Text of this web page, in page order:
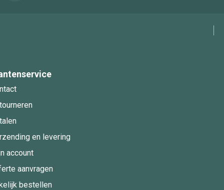
en levering
account
aanvragen
bestellen